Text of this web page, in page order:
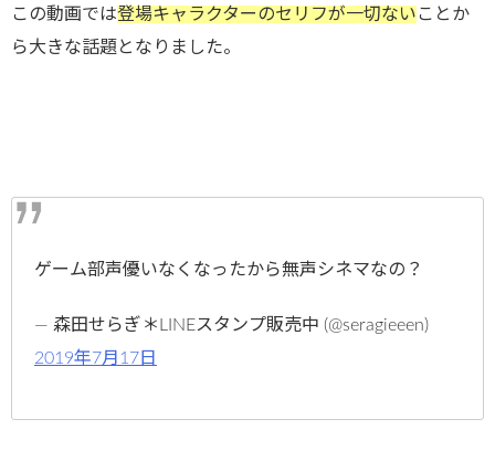
この動画では登場キャラクターのセリフが一切ない ことか
ら大きな話題となりました。
ゲーム部声優いなくなったから無声シネマなの？
— 森田せらぎ＊LINEスタンプ販売中 (@seragieeen)
2019年7月17日